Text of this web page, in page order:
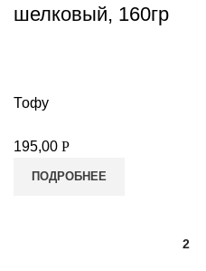
шелковый, 160гр
Тофу
195,00 Р
ПОДРОБНЕЕ
2